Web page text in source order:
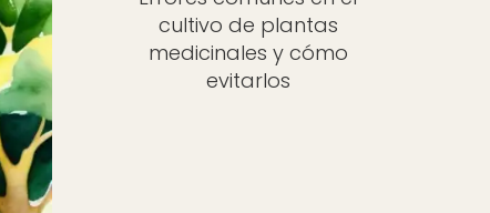
cultivo de plantas
medicinales y cómo
evitarlos